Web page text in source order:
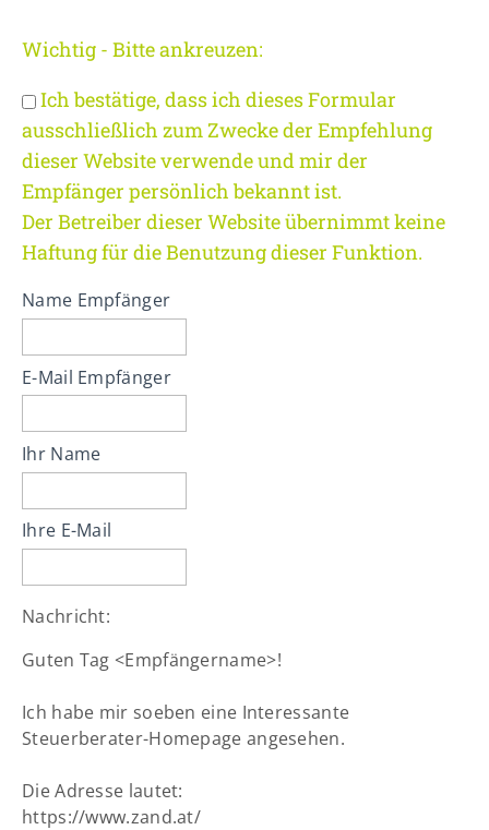
24h/ 365days
We offer support for our customers
Mon - Fri 8:00am - 5:00pm(GMT +1)
Get in touch
Cybersteel Inc.
376-293 City Road, Suite 600
+44 1234 567 890
Drop us a line
Wichtig - Bitte ankreuzen:
Ich bestätige, dass ich dieses Formular
ausschließlich zum Zwecke der Empfehlung
dieser Website verwende und mir der
Empfänger persönlich bekannt ist.
Der Betreiber dieser Website übernimmt keine
Haftung für die Benutzung dieser Funktion.
Name Empfänger
E-Mail Empfänger
Ihr Name
Ihre E-Mail
Nachricht:
Guten Tag <Empfängername>!
Ich habe mir soeben eine Interessante
Steuerberater-Homepage angesehen.
Die Adresse lautet:
https://www.zand.at/